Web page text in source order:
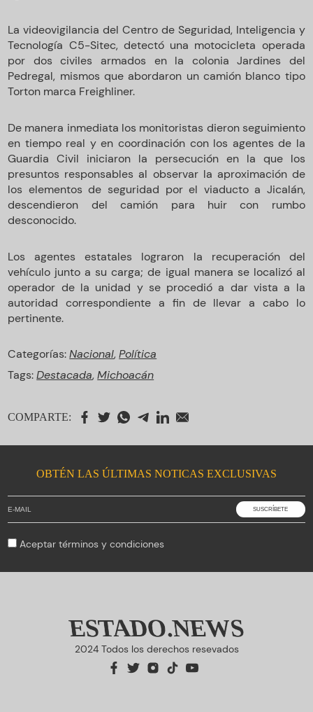
La videovigilancia del Centro de Seguridad, Inteligencia y
Tecnología C5-Sitec, detectó una motocicleta operada
por dos civiles armados en la colonia Jardines del
Pedregal, mismos que abordaron un camión blanco tipo
Torton marca Freighliner.
De manera inmediata los monitoristas dieron seguimiento
en tiempo real y en coordinación con los agentes de la
Guardia Civil iniciaron la persecución en la que los
presuntos responsables al observar la aproximación de
los elementos de seguridad por el viaducto a Jicalán,
descendieron del camión para huir con rumbo
desconocido.
Los agentes estatales lograron la recuperación del
vehículo junto a su carga; de igual manera se localizó al
operador de la unidad y se procedió a dar vista a la
autoridad correspondiente a fin de llevar a cabo lo
pertinente.
Categorías:Nacional,Política
Tags:Destacada,Michoacán
COMPARTE:
OBTÉN LAS ÚLTIMAS NOTICAS EXCLUSIVAS
Aceptartérminos y condiciones
ESTADO.NEWS
2024 Todos los derechos resevados